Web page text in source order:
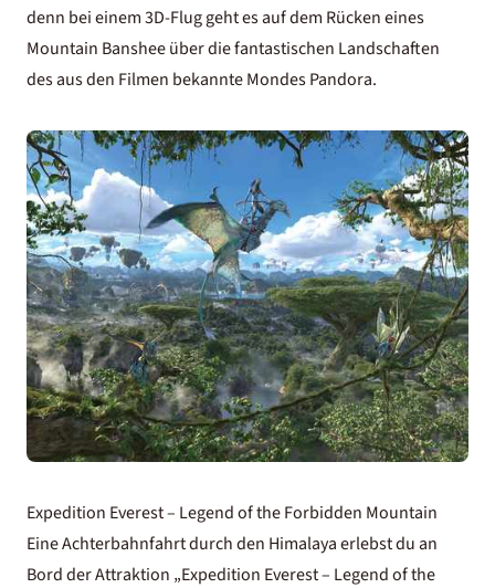
denn bei einem 3D-Flug geht es auf dem Rücken eines
Mountain Banshee über die fantastischen Landschaften
des aus den Filmen bekannte Mondes Pandora.
Expedition Everest – Legend of the Forbidden Mountain
Eine Achterbahnfahrt durch den Himalaya erlebst du an
Bord der Attraktion „Expedition Everest – Legend of the